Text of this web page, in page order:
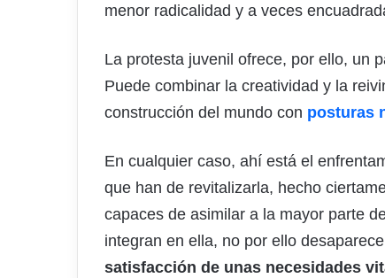
menor radicalidad y a veces
La protesta juvenil ofrece, por ello, un
Puede combinar la creatividad y la
construcción del mundo con posturas
En cualquier caso, ahí está el
que han de revitalizarla, hecho
capaces de asimilar a la mayor parte
integran en ella, no por ello
satisfacción de unas necesidades